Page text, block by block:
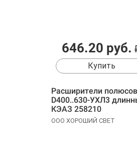
646.20 руб.
Купить
Расширители
D400..630-УХЛ3
КЭАЗ 258210
ООО ХОРОШИЙ СВЕТ